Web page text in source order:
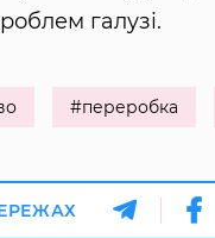
галузі.
#переробка